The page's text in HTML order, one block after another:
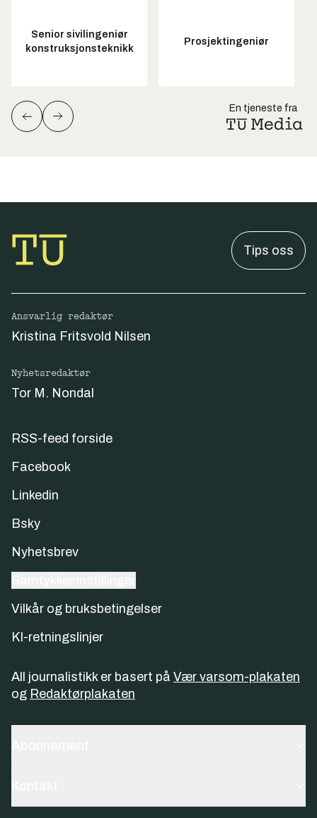
Senior sivilingeniør
konstruksjonsteknikk
Prosjektingeniør
En tjeneste fra
Tips oss
Ansvarlig redaktør
Kristina Fritsvold Nilsen
Nyhetsredaktør
Tor M. Nondal
RSS-feed forside
Facebook
Linkedin
Bsky
Nyhetsbrev
Vilkår og bruksbetingelser
KI-retningslinjer
All journalistikk er basert på Vær varsom-plakaten
og Redaktørplakaten